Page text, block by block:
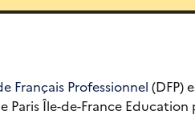
Français Professionnel (DFP)
Paris Île-de-France